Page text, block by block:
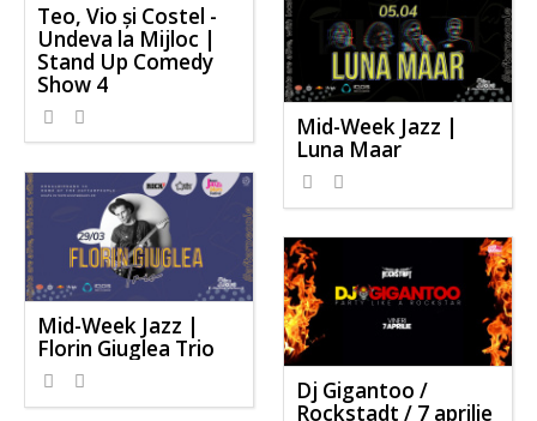
Teo, Vio și Costel -
Undeva la Mijloc |
Stand Up Comedy
Show 4
Mid-Week Jazz |
Luna Maar
Mid-Week Jazz |
Florin Giuglea Trio
Dj Gigantoo /
Rockstadt / 7 aprilie